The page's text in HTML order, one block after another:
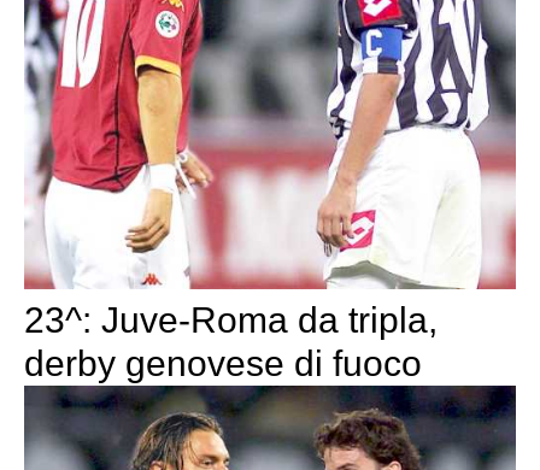
23^: Juve-Roma da tripla,
derby genovese di fuoco